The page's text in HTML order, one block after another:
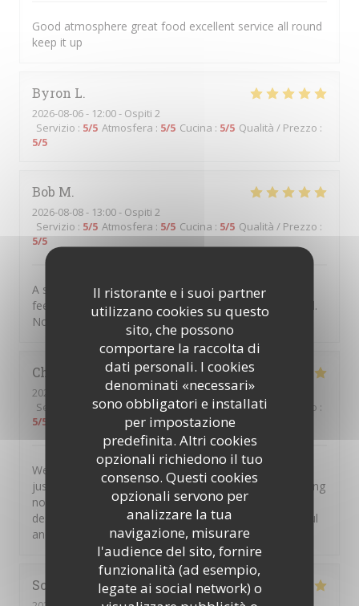
Il ristorante e i suoi partner
utilizzano cookies su questo
sito, che possono
comportare la raccolta di
dati personali. I cookies
denominati «necessari»
sono obbligatori e installati
per impostazione
predefinita. Altri cookies
opzionali richiedono il tuo
consenso. Questi cookies
opzionali servono per
analizzare la tua
navigazione, misurare
l'audience del sito, fornire
funzionalità (ad esempio,
legate ai social network) o
Good atmosphere great food excellent service all round
keep it up
Byron L
2026-08-06- 12:00 - Ospiti 2
Servizio : 5/5 Atmosfera : 5/5 Cucina : 5/5 Qualità / Prezzo :
5/5
Bob M
2026-08-08- 13:00 - Ospiti 2
Servizio : 5/5 Atmosfera : 5/5 Cucina : 5/5 Qualità / Prezzo :
5/5
A slightly unusual location to find a lovely, authentic
feeling Italian restaurant. Great service and lovely food.
No complaints.
Chris
2026-08-08
- 20:00 - Ospiti 2
Servizio
/5 Atmosfera:5/5 Cucina :5/5 Qualità / Prezzo :
5/5
We have been here so many times and the service is
just amazing. They are so busy but the team are moving
none stop all night to serve all the customers and
despite how busy they are they always stay so cheerful
and attentive
Scott